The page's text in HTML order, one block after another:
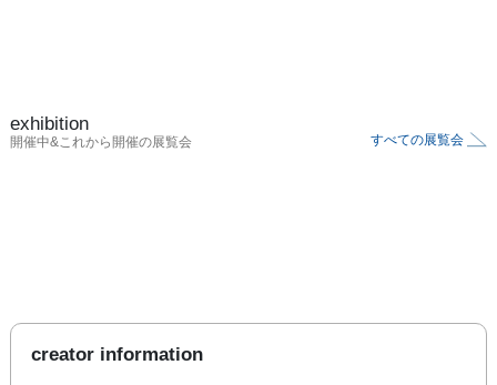
exhibition
開催中&これから開催の展覧会 すべての展覧会
creator information